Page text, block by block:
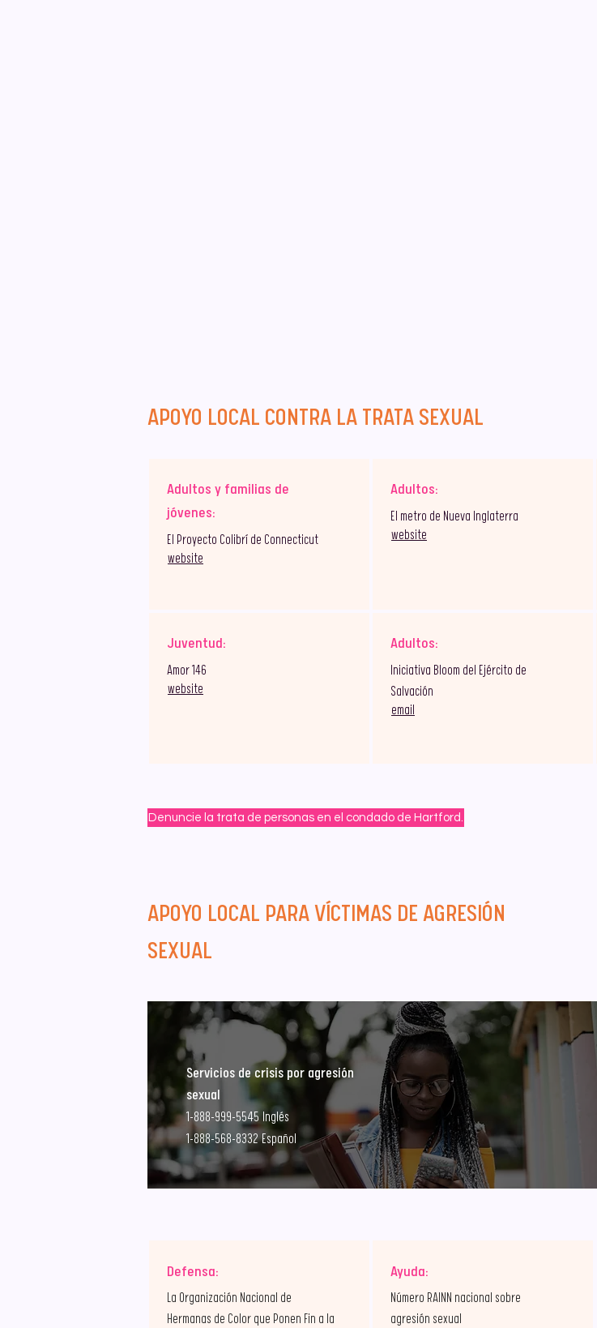
APOYO LOCAL CONTRA LA TRATA SEXUAL
Adultos y familias de
jóvenes:
El Proyecto Colibrí de Connecticut
website
Juventud:
Amor 146
website
Adultos:
El metro de Nueva Inglaterra
website
Adultos:
Iniciativa Bloom del Ejército de
Salvación
email
Denuncie la trata de personas en el condado de Hartford.
APOYO LOCAL PARA VÍCTIMAS DE AGRESIÓN
SEXUAL
Servicios de crisis por agresión
sexual
1-888-999-5545 Inglés
1-888-568-8332 Español
Defensa:
La Organización Nacional de
Hermanas de Color que Ponen Fin a la
Ayuda:
Número RAINN nacional sobre
agresión sexual